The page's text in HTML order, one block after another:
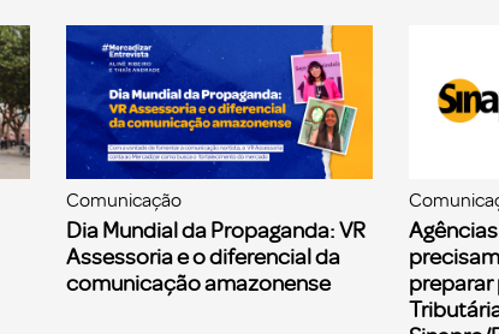
Comunicação
Dia Mundial da Propaganda: VR
Assessoria e o diferencial da
comunicação amazonense
preparar